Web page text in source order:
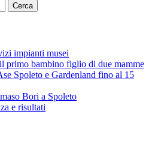
impianti musei
primo bambino figlio di due mamme
Spoleto e Gardenland fino al 15
Bori a Spoleto
e risultati